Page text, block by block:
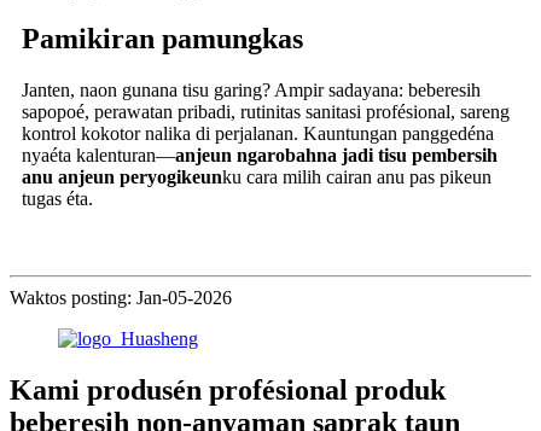
Pamikiran pamungkas
Janten, naon gunana tisu garing? Ampir sadayana: beberesih
sapopoé, perawatan pribadi, rutinitas sanitasi profésional, sareng
kontrol kokotor nalika di perjalanan. Kauntungan panggedéna
nyaéta kalenturan—anjeun ngarobahna jadi tisu pembersih
anu anjeun peryogikeunku cara milih cairan anu pas pikeun
tugas éta.
Waktos posting: Jan-05-2026
Kami produsén profésional produk
beberesih non-anyaman saprak taun